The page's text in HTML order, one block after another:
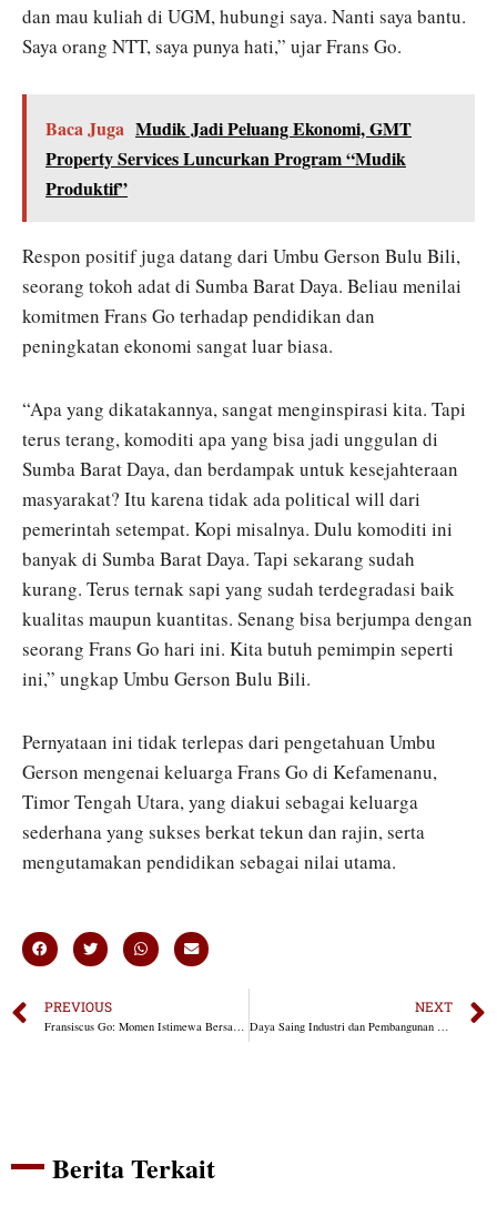
dan mau kuliah di UGM, hubungi saya. Nanti saya bantu.
Saya orang NTT, saya punya hati,” ujar Frans Go.
Baca Juga Mudik Jadi Peluang Ekonomi, GMT
Property Services Luncurkan Program “Mudik
Produktif”
Respon positif juga datang dari Umbu Gerson Bulu Bili,
seorang tokoh adat di Sumba Barat Daya. Beliau menilai
komitmen Frans Go terhadap pendidikan dan
peningkatan ekonomi sangat luar biasa.
“Apa yang dikatakannya, sangat menginspirasi kita. Tapi
terus terang, komoditi apa yang bisa jadi unggulan di
Sumba Barat Daya, dan berdampak untuk kesejahteraan
masyarakat? Itu karena tidak ada political will dari
pemerintah setempat. Kopi misalnya. Dulu komoditi ini
banyak di Sumba Barat Daya. Tapi sekarang sudah
kurang. Terus ternak sapi yang sudah terdegradasi baik
kualitas maupun kuantitas. Senang bisa berjumpa dengan
seorang Frans Go hari ini. Kita butuh pemimpin seperti
ini,” ungkap Umbu Gerson Bulu Bili.
Pernyataan ini tidak terlepas dari pengetahuan Umbu
Gerson mengenai keluarga Frans Go di Kefamenanu,
Timor Tengah Utara, yang diakui sebagai keluarga
sederhana yang sukses berkat tekun dan rajin, serta
mengutamakan pendidikan sebagai nilai utama.
PREVIOUS
Fransiscus Go: Momen Istimewa Bersama Pemimpin Rohani di Nara Kupu Village
NEXT
Daya Saing Industri dan Pembangunan Nasional
Berita Terkait